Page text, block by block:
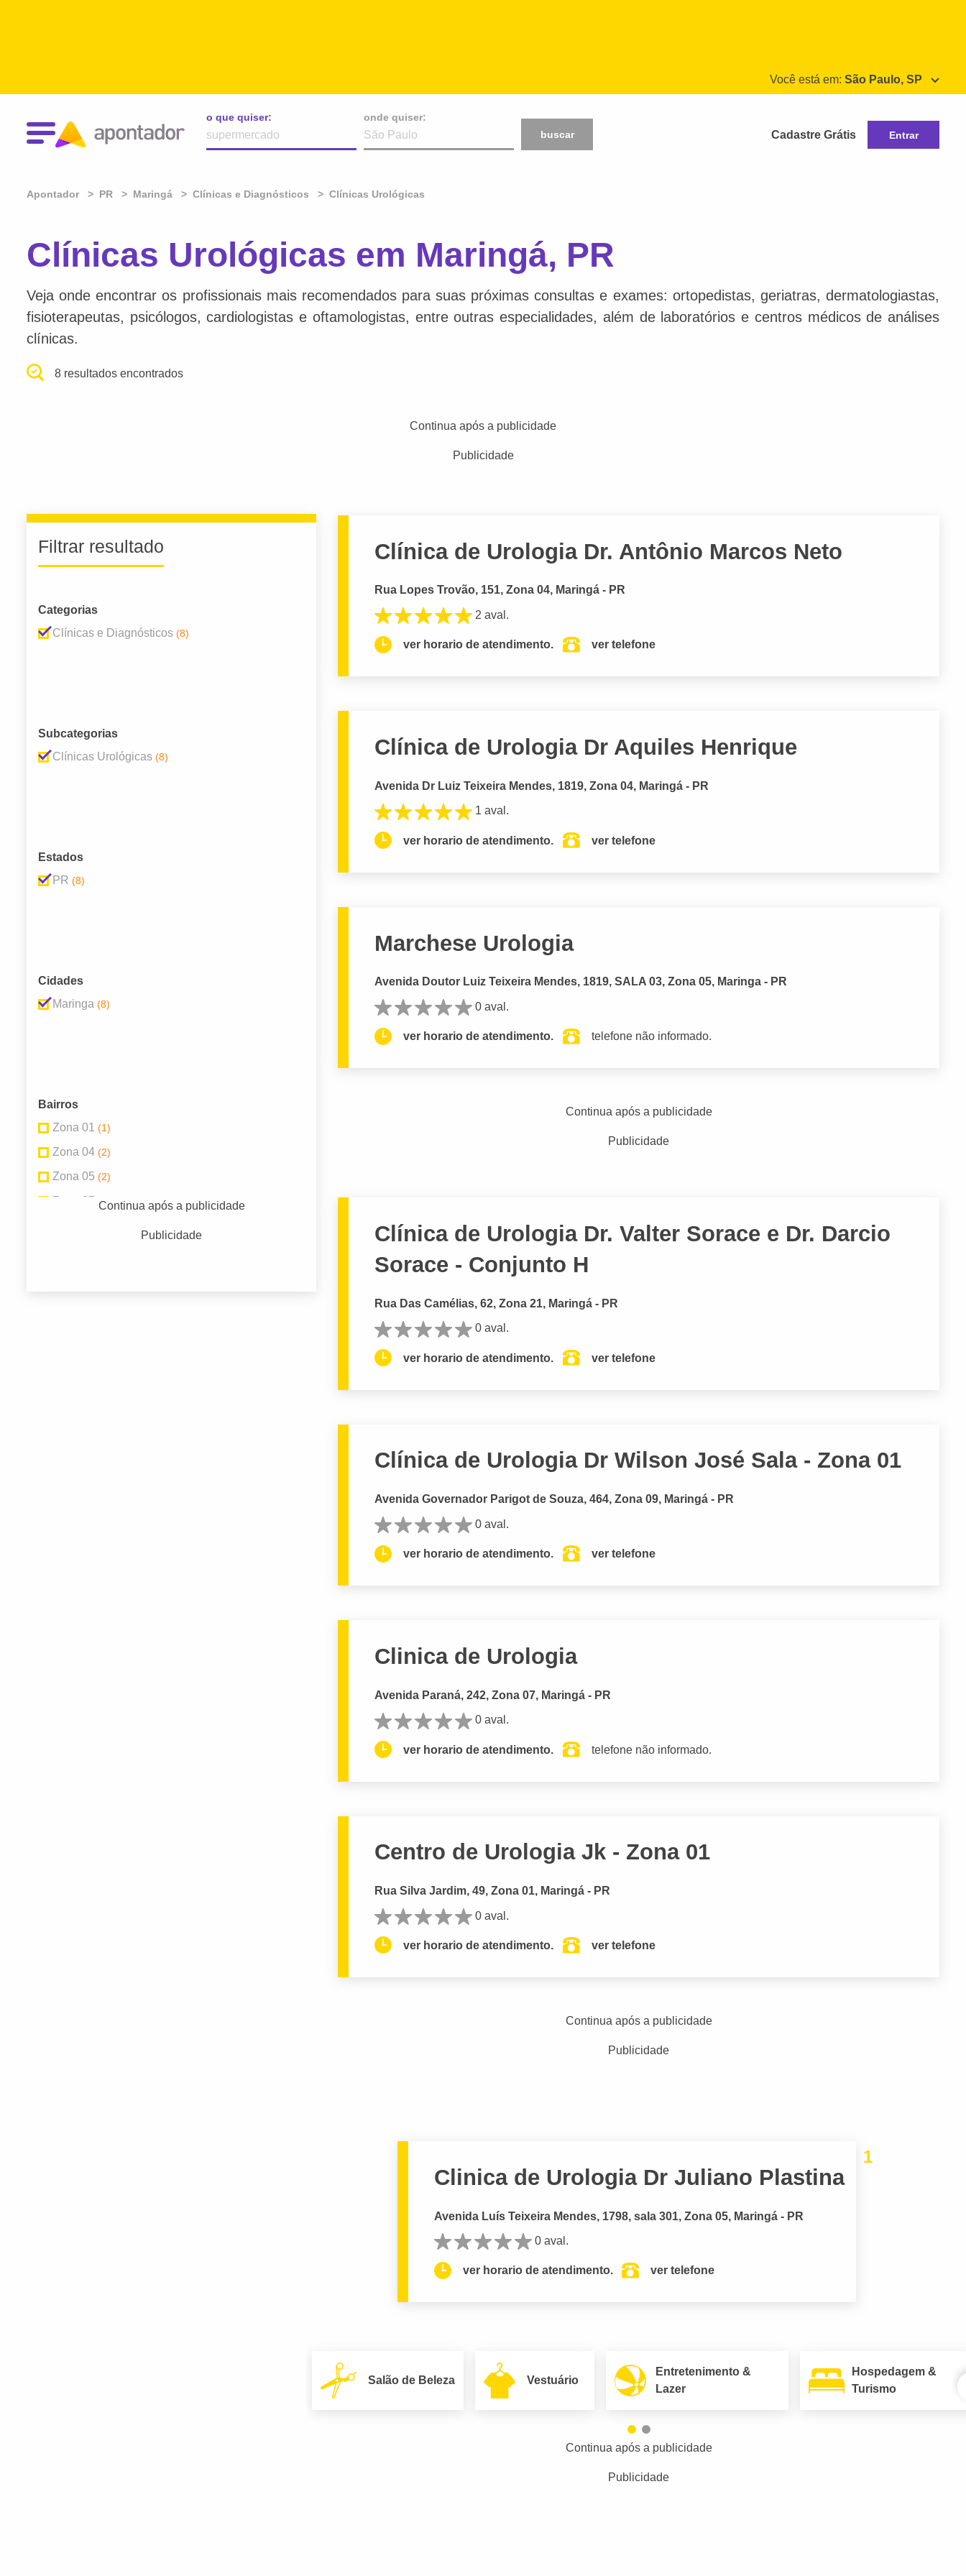
Você está em: São Paulo, SP
o que quiser:
onde quiser:
buscar
Cadastre Grátis Entrar
Apontador PR Maringá Clínicas e Diagnósticos Clínicas Urológicas
Clínicas Urológicas em Maringá, PR
Veja onde encontrar os profissionais mais recomendados para suas próximas consultas e exames: ortopedistas, geriatras, dermatologiastas,
fisioterapeutas, psicólogos, cardiologistas e oftamologistas, entre outras especialidades, além de laboratórios e centros médicos de análises
clínicas.
8 resultados encontrados
Continua após a publicidade
Publicidade
Filtrar resultado
Categorias
Clínicas e Diagnósticos (8)
Subcategorias
Clínicas Urológicas (8)
Estados
PR (8)
Cidades
Maringa (8)
Bairros
Zona 01 (1)
Zona 04 (2)
Zona 05 (2)
Zona 07 (1)
Continua após a publicidade
Publicidade
Clínica de Urologia Dr. Antônio Marcos Neto
Rua Lopes Trovão, 151, Zona 04, Maringá - PR
2 aval.
ver horario de atendimento. ver telefone
Clínica de Urologia Dr Aquiles Henrique
Avenida Dr Luiz Teixeira Mendes, 1819, Zona 04, Maringá - PR
1 aval.
ver horario de atendimento. ver telefone
Marchese Urologia
Avenida Doutor Luiz Teixeira Mendes, 1819, SALA 03, Zona 05, Maringa - PR
0 aval.
ver horario de atendimento. telefone não informado.
Continua após a publicidade
Publicidade
Clínica de Urologia Dr. Valter Sorace e Dr. Darcio
Sorace - Conjunto H
Rua Das Camélias, 62, Zona 21, Maringá - PR
0 aval.
ver horario de atendimento. ver telefone
Clínica de Urologia Dr Wilson José Sala - Zona 01
Avenida Governador Parigot de Souza, 464, Zona 09, Maringá - PR
0 aval.
ver horario de atendimento. ver telefone
Clinica de Urologia
Avenida Paraná, 242, Zona 07, Maringá - PR
0 aval.
ver horario de atendimento. telefone não informado.
Centro de Urologia Jk - Zona 01
Rua Silva Jardim, 49, Zona 01, Maringá - PR
0 aval.
ver horario de atendimento. ver telefone
Continua após a publicidade
Publicidade
Clinica de Urologia Dr Juliano Plastina
Avenida Luís Teixeira Mendes, 1798, sala 301, Zona 05, Maringá - PR
0 aval.
ver horario de atendimento. ver telefone
1
Salão de Beleza Vestuário
Entretenimento &
Lazer
Hospedagem &
Turismo
Continua após a publicidade
Publicidade